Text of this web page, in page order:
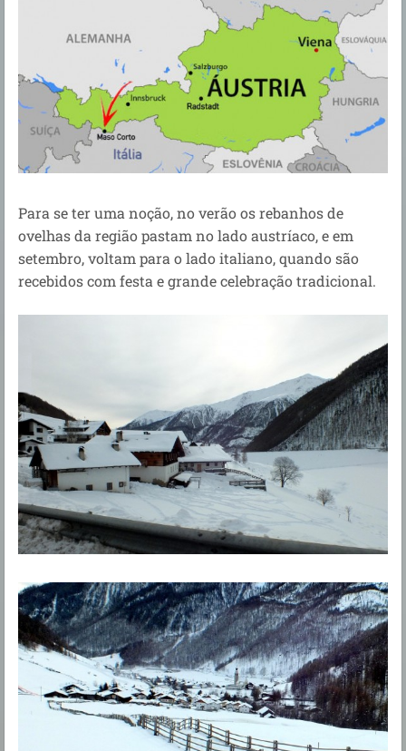
Para se ter uma noção, no verão os rebanhos de
ovelhas da região pastam no lado austríaco, e em
setembro, voltam para o lado italiano, quando são
recebidos com festa e grande celebração tradicional.